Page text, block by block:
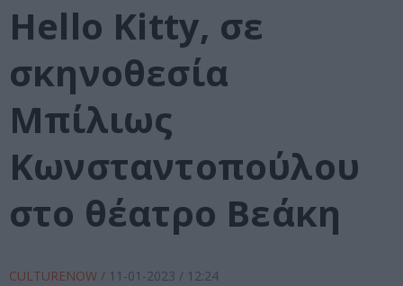
Hello Kitty, σε
σκηνοθεσία
Μπίλιως
Κωνσταντοπούλου
στο θέατρο Βεάκη
CULTURENOW / 11-01-2023 / 12:24